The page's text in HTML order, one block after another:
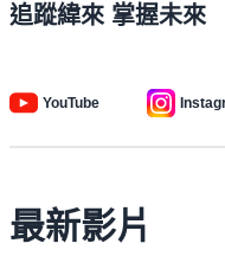
追蹤緯來 掌握未來
YouTube
最新影片